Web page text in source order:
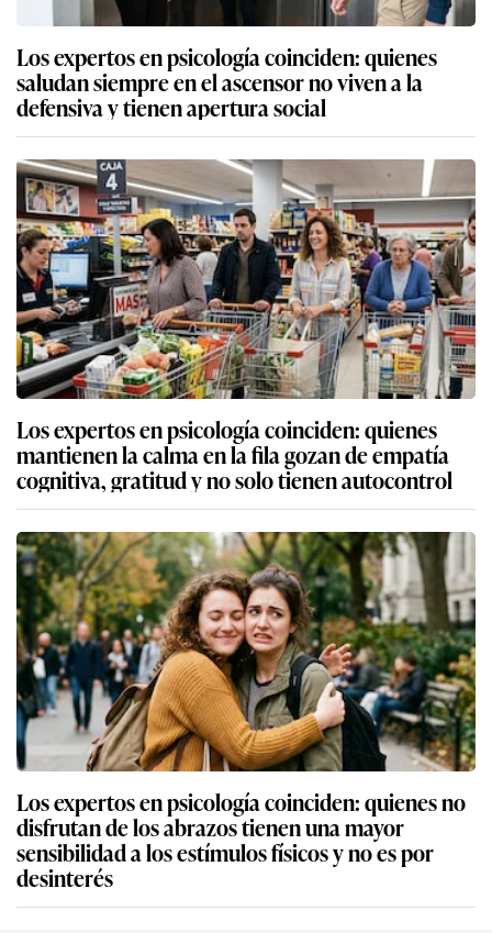
Los expertos en psicología coinciden: quienes
saludan siempre en el ascensor no viven a la
defensiva y tienen apertura social
Los expertos en psicología coinciden: quienes
mantienen la calma en la fila gozan de empatía
cognitiva, gratitud y no solo tienen autocontrol
Los expertos en psicología coinciden: quienes no
disfrutan de los abrazos tienen una mayor
sensibilidad a los estímulos físicos y no es por
desinterés